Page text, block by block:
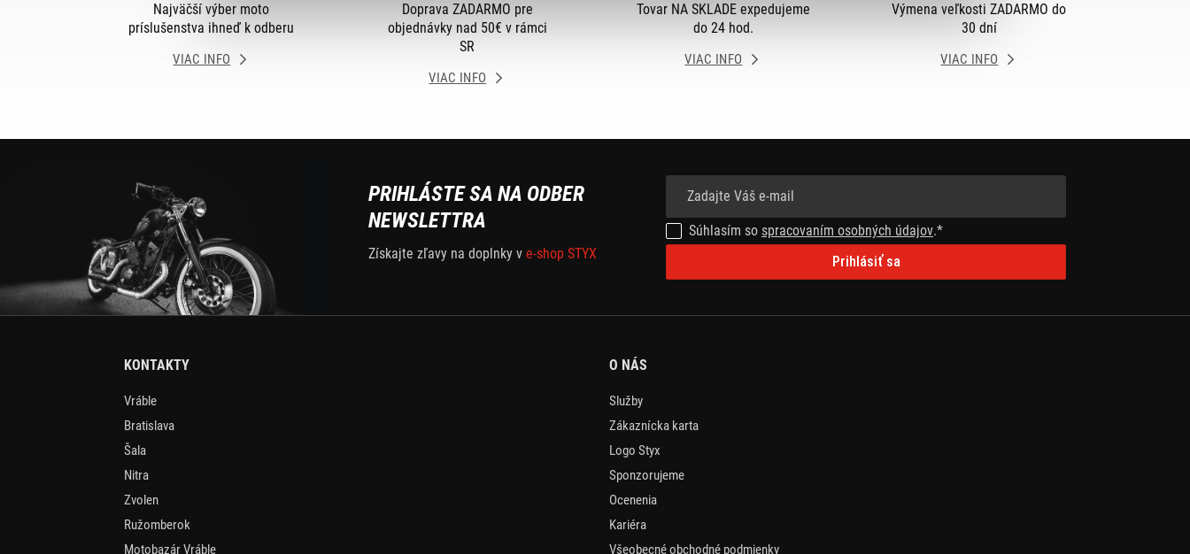
Najväčší výber moto
príslušenstva ihneď k odberu
VIAC INFO
Doprava ZADARMO pre
objednávky nad 50€ v rámci
SR
VIAC INFO
Tovar NA SKLADE expedujeme
do 24 hod.
VIAC INFO
Výmena veľkosti ZADARMO do
30 dní
VIAC INFO
PRIHLÁSTE SA NA ODBER
NEWSLETTRA
Získajte zľavy na doplnky v e-shop STYX
Súhlasím so spracovaním osobných údajov.*
Prihlásiť sa
KONTAKTY
Vráble
Bratislava
Šala
Nitra
Zvolen
Ružomberok
Motobazár Vráble
O NÁS
Služby
Zákaznícka karta
Logo Styx
Sponzorujeme
Ocenenia
Kariéra
Všeobecné obchodné podmienky